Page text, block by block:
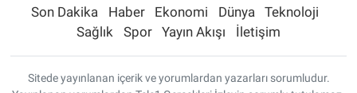
Son Dakika Haber Ekonomi Dünya
Teknoloji
Sağlık
Spor Yayın Akışı İletişim
Sitede yayınlanan içerik ve yorumlardan yazarları sorumludur.